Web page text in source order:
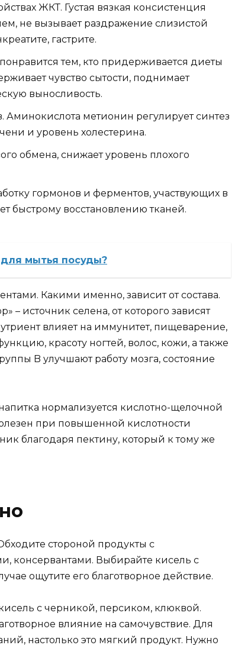
ЖКТ. Густая вязкая консистенция
не вызывает раздражение слизистой
гастрите.
тем, кто придерживается диеты
чувство сытости, поднимает
выносливость.
Аминокислота метионин регулирует синтез
и уровень холестерина.
обмена, снижает уровень плохого
гормонов и ферментов, участвующих в
быстрому восстановлению тканей.
для мытья посуды?
Какими именно, зависит от состава.
– источник селена, от которого зависят
влияет на иммунитет, пищеварение,
красоту ногтей, волос, кожи, а также
B улучшают работу мозга, состояние
нормализуется кислотно-щелочной
при повышенной кислотности
благодаря пектину, который к тому же
стороной продукты с
консервантами. Выбирайте кисель с
ощутите его благотворное действие.
с черникой, персиком, клюквой.
влияние на самочувствие. Для
настолько это мягкий продукт. Нужно